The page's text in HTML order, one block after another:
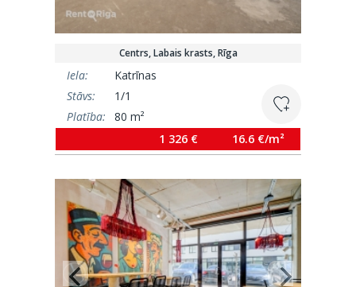
Centrs, Labais krasts, Rīga
Iela:
Katrīnas
Stāvs:
1/1
Platība:
80 m²
1 326 €
16.6 €/m²